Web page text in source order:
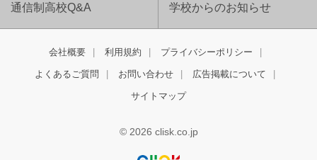
通信制高校Q&A 学校からのお知らせ
会社概要 利用規約 プライバシーポリシー
よくあるご質問 お問い合わせ 広告掲載について
サイトマップ
© 2026 clisk.co.jp